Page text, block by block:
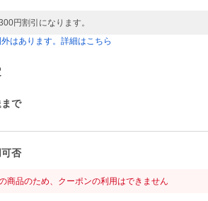
円割引になります。
はあります。詳細はこちら
で
否
商品のため、クーポンの利用はできません